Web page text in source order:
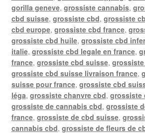
gorilla geneve, grossiste cannabis,
cbd suisse, grossiste cbd, grossiste
cbd europe, grossiste cbd france,
grossiste cbd huile, grossiste cbd
italie, grossiste cbd legale en france,
france, grossiste cbd suisse,
grossiste cbd suisse livraison france,
suisse pour france, grossiste cbd
léga, grossiste chanvre cbd, grossiste
grossiste de cannabis cbd, grossiste
france, grossiste de cbd suisse,
cannabis cbd, grossiste de fleurs de